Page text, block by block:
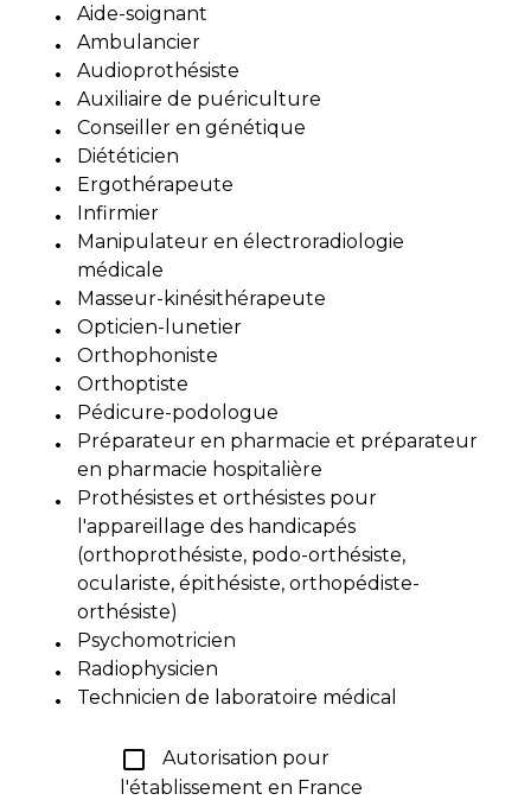
Aide-soignant
Ambulancier
Audioprothésiste
Auxiliaire de puériculture
Conseiller en génétique
Diététicien
Ergothérapeute
Infirmier
Manipulateur en électroradiologie
médicale
Masseur-kinésithérapeute
Opticien-lunetier
Orthophoniste
Orthoptiste
Pédicure-podologue
Préparateur en pharmacie et préparateur
en pharmacie hospitalière
Prothésistes et orthésistes pour
l'appareillage des handicapés
(orthoprothésiste, podo-orthésiste,
oculariste, épithésiste, orthopédiste-
orthésiste)
Psychomotricien
Radiophysicien
Technicien de laboratoire médical
check_box_outline_blank
Autorisation pour
l'établissement en France